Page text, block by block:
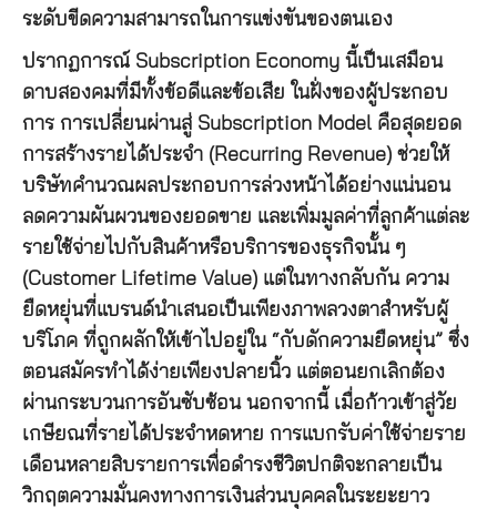
ระดับขีดความสามารถในการแข่งขันของตนเอง
ปรากฏการณ์ Subscription Economy นี้เป็นเสมือน
ดาบสองคมที่มีทั้งข้อดีและข้อเสีย ในฝั่งของผู้ประกอบ
การ การเปลี่ยนผ่านสู่ Subscription Model คือสุดยอด
การสร้างรายได้ประจำ (Recurring Revenue) ช่วยให้
บริษัทคำนวณผลประกอบการล่วงหน้าได้อย่างแน่นอน
ลดความผันผวนของยอดขาย และเพิ่มมูลค่าที่ลูกค้าแต่ละ
รายใช้จ่ายไปกับสินค้าหรือบริการของธุรกิจนั้น ๆ
(Customer Lifetime Value) แต่ในทางกลับกัน ความ
ยืดหยุ่นที่แบรนด์นำเสนอเป็นเพียงภาพลวงตาสำหรับผู้
บริโภค ที่ถูกผลักให้เข้าไปอยู่ใน “กับดักความยืดหยุ่น” ซึ่ง
ตอนสมัครทำได้ง่ายเพียงปลายนิ้ว แต่ตอนยกเลิกต้อง
ผ่านกระบวนการอันซับซ้อน นอกจากนี้ เมื่อก้าวเข้าสู่วัย
เกษียณที่รายได้ประจำหดหาย การแบกรับค่าใช้จ่ายราย
เดือนหลายสิบรายการเพื่อดำรงชีวิตปกติจะกลายเป็น
วิกฤตความมั่นคงทางการเงินส่วนบุคคลในระยะยาว